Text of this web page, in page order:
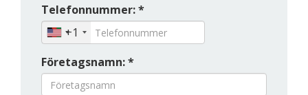
Telefonnummer: *
+1
Företagsnamn: *